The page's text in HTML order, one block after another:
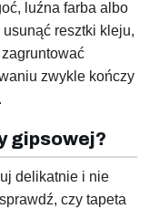
luźna farba albo
resztki kleju,
zwykle kończy
gipsowej?
delikatnie i nie
czy tapeta